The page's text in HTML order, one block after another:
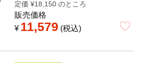
定価 ¥18,150 のところ
販売価格
¥ 11,579 税込